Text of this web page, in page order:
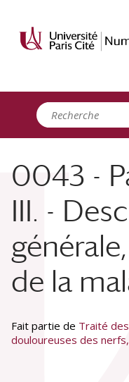
0043 -
III. -
de la
Fait partie de Traité
douloureuses des nerfs,